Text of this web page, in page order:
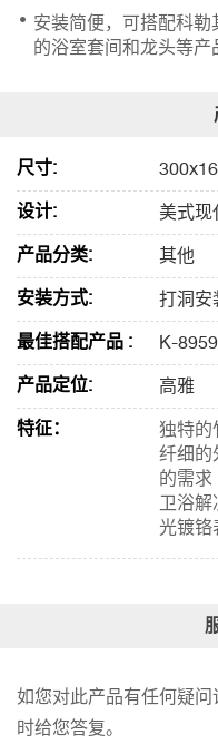
安装简便，可搭配科
的浴室套间和龙头等产
尺寸:
设计:
美式现
产品分类:
其他
安装方式:
打洞安
最佳搭配产品 :
K-
产品定位:
高雅
特征：
独特的
纤细的
的需求
卫浴解
光镀铬
如您对此产品有任何疑
时给您答复。